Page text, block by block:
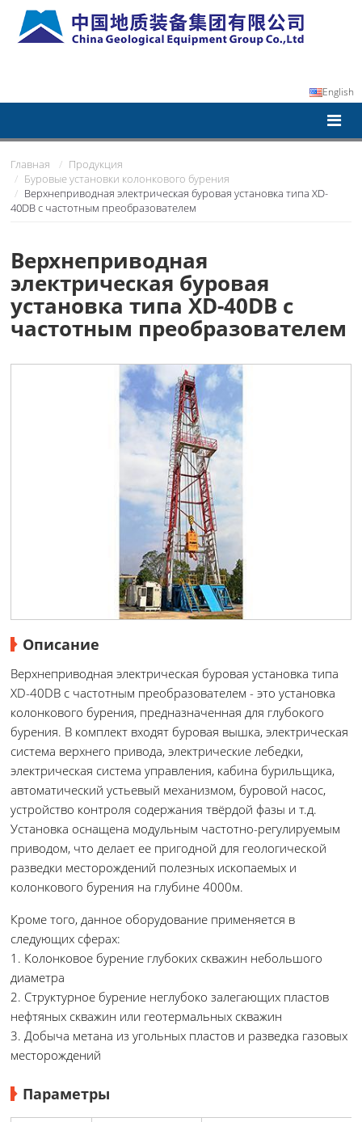
English
Главная
Продукция
Буровые установки колонкового бурения
Верхнеприводная электрическая буровая установка типа XD-
40DB с частотным преобразователем
Верхнеприводная
электрическая буровая
установка типа XD-40DB с
частотным преобразователем
Описание
Верхнеприводная электрическая буровая установка типа
XD-40DB с частотным преобразователем - это установка
колонкового бурения, предназначенная для глубокого
бурения. В комплект входят буровая вышка, электрическая
система верхнего привода, электрические лебедки,
электрическая система управления, кабина бурильщика,
автоматический устьевый механизмом, буровой насос,
устройство контроля содержания твёрдой фазы и т.д.
Установка оснащена модульным частотно-регулируемым
приводом, что делает ее пригодной для геологической
разведки месторождений полезных ископаемых и
колонкового бурения на глубине 4000м.
Кроме того, данное оборудование применяется в
следующих сферах:
1. Колонковое бурение глубоких скважин небольшого
диаметра
2. Структурное бурение неглубоко залегающих пластов
нефтяных скважин или геотермальных скважин
3. Добыча метана из угольных пластов и разведка газовых
месторождений
Параметры